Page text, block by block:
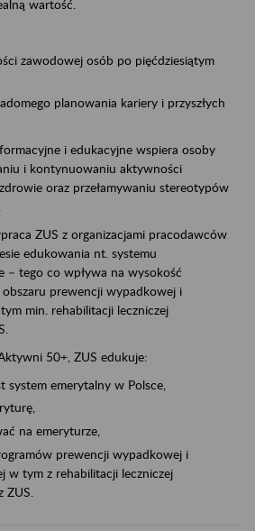
wartość.
zawodowej osób po pięćdziesiątym
planowania kariery i przyszłych
i edukacyjne wspiera osoby
i kontynuowaniu aktywności
oraz przełamywaniu stereotypów
ZUS z organizacjami pracodawców
edukowania nt. systemu
– tego co wpływa na wysokość
obszaru prewencji wypadkowej i
min. rehabilitacji leczniczej
50+, ZUS edukuje:
system emerytalny w Polsce,
na emeryturze,
prewencji wypadkowej i
w tym z rehabilitacji leczniczej
ZUS.